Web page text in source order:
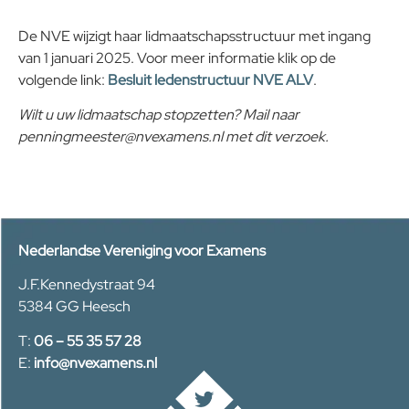
De NVE wijzigt haar lidmaatschapsstructuur met ingang
van 1 januari 2025. Voor meer informatie klik op de
volgende link: Besluit ledenstructuur NVE ALV.
Wilt u uw lidmaatschap stopzetten? Mail naar
penningmeester@nvexamens.nl met dit verzoek.
Nederlandse Vereniging voor Examens
J.F.Kennedystraat 94
5384 GG Heesch
T:06 – 55 35 57 28
E:info@nvexamens.nl